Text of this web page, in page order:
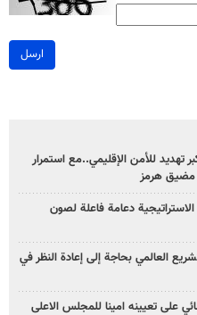
ارسل
تهديد للأمن الإقليمي..مع استمرار
مضيق هرمز
دعامة فاعلة لصون
العالمي بحاجة إلى إعادة النظر في
على تعيينه امينا للمجلس الاعلى